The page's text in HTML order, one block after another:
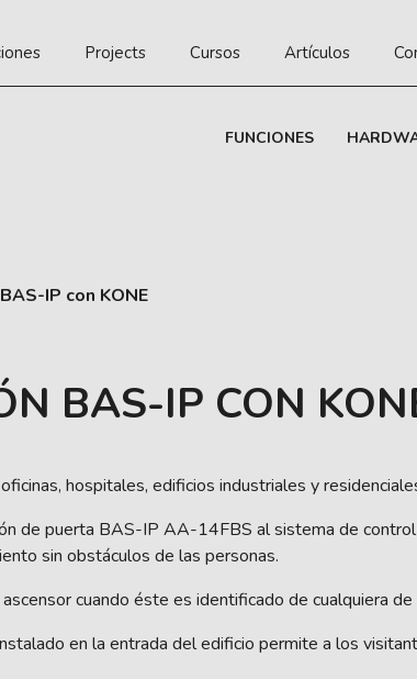
Projects Cursos Artículos
FUNCIONES
IP con KONE
BAS-IP CON
hospitales, edificios industriales y
de puerta BAS-IP AA-14FBS al sistema de
sin obstáculos de las personas.
cuando éste es identificado de cualquiera
en la entrada del edificio permite a los